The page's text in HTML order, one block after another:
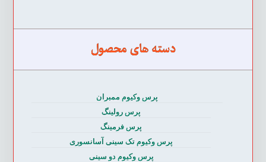
دسته های محصول
پرس وکیوم ممبران
پرس رولینگ
پرس فرمینگ
پرس وکیوم تک سینی آسانسوری
پرس وکیوم دو سینی